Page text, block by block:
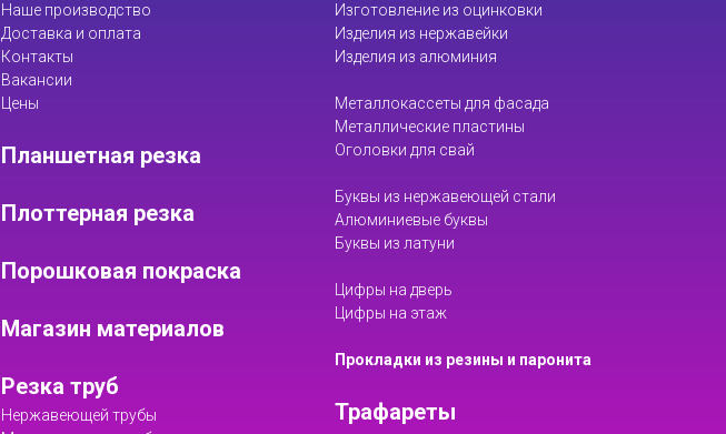
Наше производство
Доставка и оплата
Контакты
Вакансии
Цены
Планшетная резка
Плоттерная резка
Порошковая покраска
Магазин материалов
Резка труб
Нержавеющей трубы
Изготовление из оцинковки
Изделия из нержавейки
Изделия из алюминия
Металлокассеты для фасада
Металлические пластины
Оголовки для свай
Буквы из нержавеющей стали
Алюминиевые буквы
Буквы из латуни
Цифры на дверь
Цифры на этаж
Прокладки из резины и паронита
Трафареты